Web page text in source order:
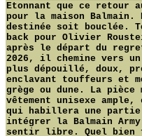
Etonnant que ce
pour la maison
destinée soit bouclée.
back pour Olivier
après le départ du
2026, il chemine vers
plus dépouillé, doux,
enclavant touffeurs et
grège ou dune. La
vêtement unisexe
qui habillera une
intégrer la Balmain
sentir libre. Quel bien